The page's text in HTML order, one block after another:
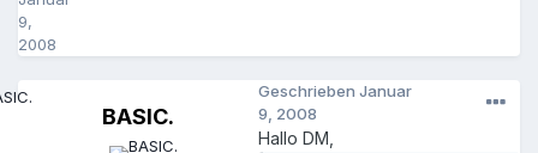
9,
2008
BASIC.
Geschrieben Januar
9, 2008
Hallo DM,